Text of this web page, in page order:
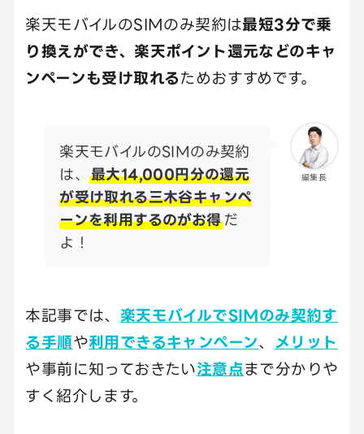
楽天モバイルのSIMのみ契約は最短3分で乗
り換えができ、楽天ポイント還元などのキャ
ンペーンも受け取れるためおすすめです。
編集長
楽天モバイルのSIMのみ契約
は、最大14,000円分の還元
が受け取れる三木谷キャンペ
ーンを利用するのがお得だ
よ！
本記事では、 楽天モバイルでSIMのみ契約す
る手順や利用できるキャンペーン、
メリット
や事前に知っておきたい注意点まで分かりや
すく紹介します。